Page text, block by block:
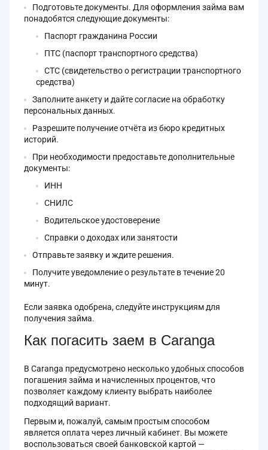
Подготовьте документы. Для оформления займа вам
понадобятся следующие документы:
Паспорт гражданина России
ПТС (паспорт транспортного средства)
СТС (свидетельство о регистрации транспортного
средства)
Заполните анкету и дайте согласие на обработку
персональных данных.
Разрешите получение отчёта из бюро кредитных
историй.
При необходимости предоставьте дополнительные
документы:
ИНН
СНИЛС
Водительское удостоверение
Справки о доходах или занятости
Отправьте заявку и ждите решения.
Получите уведомление о результате в течение 20
минут.
Если заявка одобрена, следуйте инструкциям для
получения займа.
Как погасить заем в Caranga
В Caranga предусмотрено несколько удобных способов
погашения займа и начисленных процентов, что
позволяет каждому клиенту выбрать наиболее
подходящий вариант.
Первым и, пожалуй, самым простым способом
является оплата через личный кабинет. Вы можете
воспользоваться своей банковской картой —